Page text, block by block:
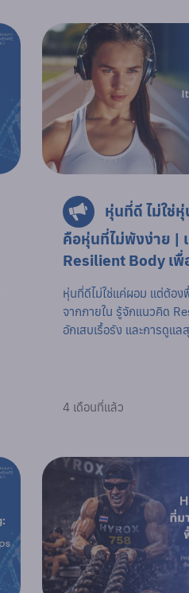
หุ่นที่ดี ไม่ใช่
คือหุ่นที่ไม่พังง่าย |
Resilient Body เ
หุ่นที่ดีไม่ใช่แค่ผอม แต่ต้อง
จากภายใน รู้จักแนวคิด
อักเสบเรื้อรัง และการดูแ
4 เดือนที่แล้ว